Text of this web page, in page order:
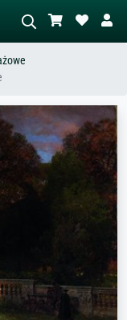
– np. zielona łąka,
z czerwienią, ciemny olej,
akt obok drzewa.